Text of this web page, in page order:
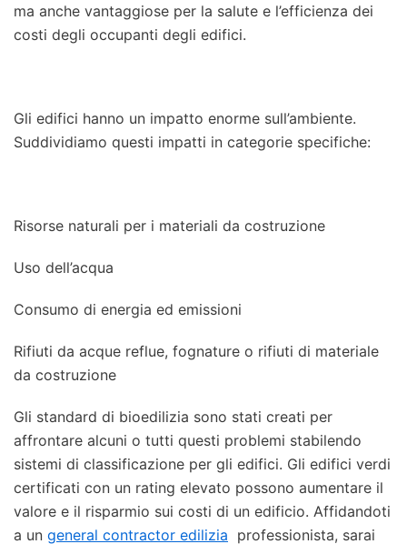
ma anche vantaggiose per la salute e l’efficienza dei
costi degli occupanti degli edifici.
Gli edifici hanno un impatto enorme sull’ambiente.
Suddividiamo questi impatti in categorie specifiche:
Risorse naturali per i materiali da costruzione
Uso dell’acqua
Consumo di energia ed emissioni
Rifiuti da acque reflue, fognature o rifiuti di materiale
da costruzione
Gli standard di bioedilizia sono stati creati per
affrontare alcuni o tutti questi problemi stabilendo
sistemi di classificazione per gli edifici. Gli edifici verdi
certificati con un rating elevato possono aumentare il
valore e il risparmio sui costi di un edificio. Affidandoti
a un general contractor edilizia professionista, sarai